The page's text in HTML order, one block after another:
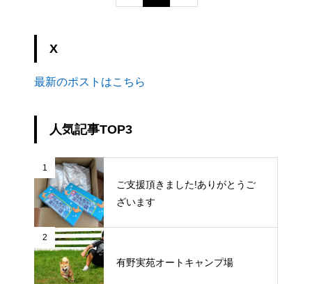
X
最新のポストはこちら
人気記事TOP3
1
ご支援頂きました!ありがとうご
ざいます
2
有野実苑オートキャンプ場